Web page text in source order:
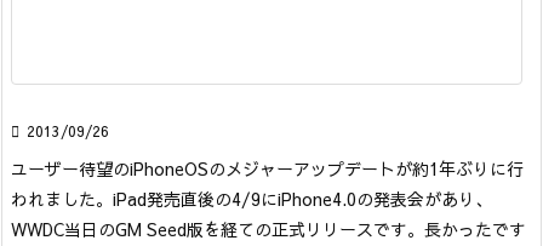
 2013/09/26
ユーザー待望のiPhoneOSのメジャーアップデートが約1年ぶりに行
われました。iPad発売直後の4/9にiPhone4.0の発表会があり、
WWDC当日のGM Seed版を経ての正式リリースです。長かったです